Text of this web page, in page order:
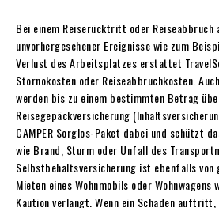
Bei einem Reiserücktritt oder Reiseabbruch
unvorhergesehener Ereignisse wie zum
Verlust des Arbeitsplatzes erstattet
Stornokosten oder Reiseabbruchkosten.
werden bis zu einem bestimmten Betrag
Reisegepäckversicherung
CAMPER Sorglos-Paket dabei und schützt
wie Brand, Sturm oder Unfall des
Selbstbehaltsversicherung ist ebenfalls von
Mieten eines Wohnmobils oder Wohnwagens
Kaution verlangt. Wenn ein Schaden